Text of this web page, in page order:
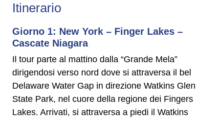
Itinerario
Giorno 1: New York – Finger Lakes –
Cascate Niagara
Il tour parte al mattino dalla “Grande Mela”
dirigendosi verso nord dove si attraversa il bel
Delaware Water Gap in direzione Watkins Glen
State Park, nel cuore della regione dei Fingers
Lakes. Arrivati, si attraversa a piedi il Watkins